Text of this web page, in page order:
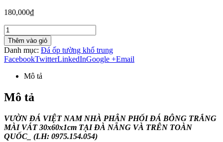
180,000₫
Thêm vào giỏ
Danh mục: Đá ốp tường khổ trung
FacebookTwitterLinkedInGoogle +Email
Mô tả
Mô tả
VƯỜN ĐÁ VIỆT NAM NHÀ PHÂN PHỐI ĐÁ BÔNG TRẮNG
MÀI VÁT 30x60x1cm TẠI ĐÀ NẴNG VÀ TRÊN TOÀN
QUỐC_ (LH: 0975.154.054)